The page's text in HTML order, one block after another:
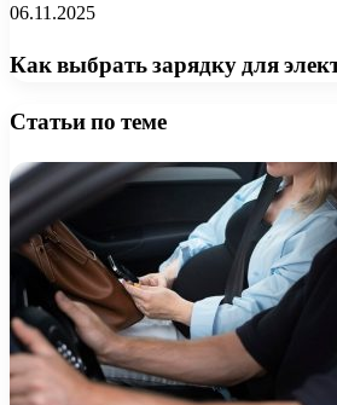
06.11.2025
Как выбрать зарядку для
Статьи по теме